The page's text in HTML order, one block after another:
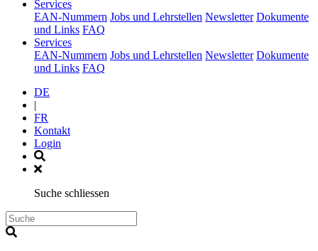
Services(current)
EAN-Nummern Jobs und Lehrstellen Newsletter Dokumente
und Links FAQ
Services(current)
EAN-Nummern Jobs und Lehrstellen Newsletter Dokumente
und Links FAQ
DE
|
FR
Kontakt
Login
Suche schliessen